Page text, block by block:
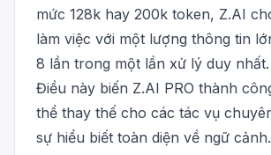
mức 128k hay 200k token, Z.AI
làm việc với một lượng thông tin
8 lần trong một lần xử lý duy nhất.
Điều này biến Z.AI PRO thành
thể thay thế cho các tác vụ
sự hiểu biết toàn diện về ngữ